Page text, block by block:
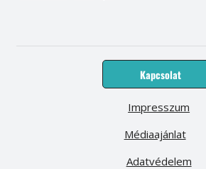
Kapcsolat
Médiaajánlat
Impresszum
Adatvédelem